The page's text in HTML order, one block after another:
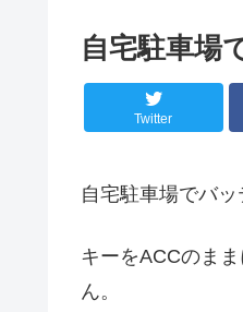
自宅駐車場
Twitter
自宅駐車場でバッ
キーをACCのま
ん。